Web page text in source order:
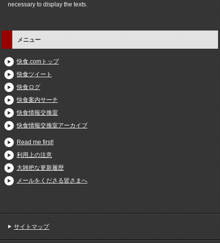
necessary to display the texts.
メニュー
快食.comトップ
快食ツイート
快食ログ
快食案内サーチ
快食情報交換室
快食情報交換室アーカイブ
Read me first!
利用上の注意
大雑把な更新履歴
メールをくださる皆さまへ
サイトマップ